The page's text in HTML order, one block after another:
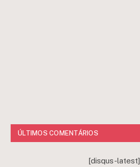
ÚLTIMOS COMENTÁRIOS
[disqus-latest]